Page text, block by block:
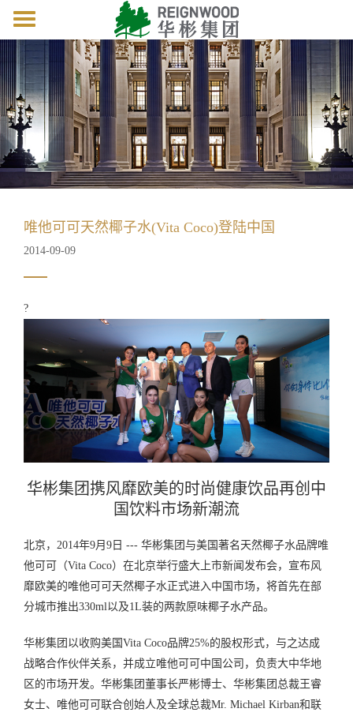
Toggle
navigation
唯他可可天然椰子水(Vita Coco)登陆中国
2014-09-09
?
华彬集团携风靡欧美的时尚健康饮品再创中
国饮料市场新潮流
北京，2014年9月9日 --- 华彬集团与美国著名天然椰子水品牌唯
他可可（Vita Coco）在北京举行盛大上市新闻发布会，宣布风
靡欧美的唯他可可天然椰子水正式进入中国市场，将首先在部
分城市推出330ml以及1L装的两款原味椰子水产品。
华彬集团以收购美国Vita Coco品牌25%的股权形式，与之达成
战略合作伙伴关系，并成立唯他可可中国公司，负责大中华地
区的市场开发。华彬集团董事长严彬博士、华彬集团总裁王睿
女士、唯他可可联合创始人及全球总裁Mr. Michael Kirban和联